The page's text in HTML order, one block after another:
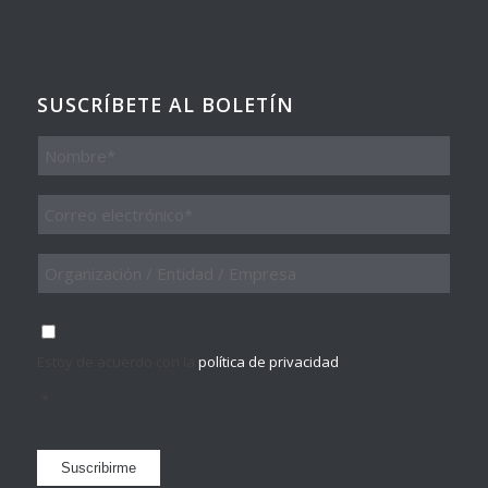
SUSCRÍBETE AL BOLETÍN
Nombre
Entidad
Empresa
Consentimiento
política de privacidad
Suscribirme